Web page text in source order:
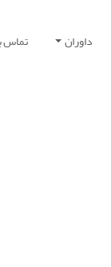
داوران تماس